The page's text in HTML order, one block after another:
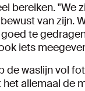
bereiken. "We
van zijn.
te
iets
waslijn vol
allemaal de